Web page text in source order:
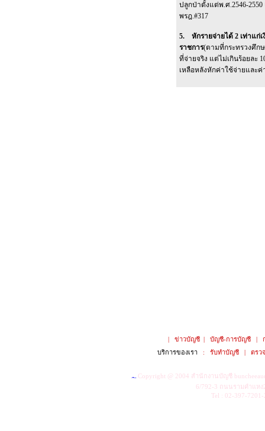
ปลูกป่าตั้งแต่พ.ศ.2546-
พรฎ.#317
5. หักรายจ่ายได้ 2 เท่าแก่
ราชการ(ตามที่กระทรวงศึก
ที่จ่ายจริง แต่ไม่เกินร้อยละ
เหลือหลังหักค่าใช้จ่ายและ
| ข่าวบัญชี | บัญชี-การบัญชี |
บริการของเรา
: รับทำบัญชี | ตรว
Copyright @ 2004 สำนักงานบัญชี
6/792-3 ถนนรามคำแหง
Tel : 02-397-